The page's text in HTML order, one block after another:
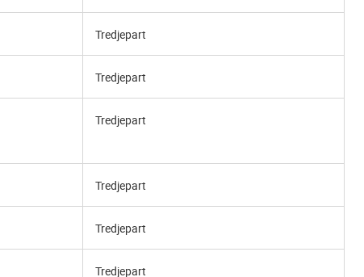
Tredjepart
Tredjepart
Tredjepart
Tredjepart
Tredjepart
Tredjepart